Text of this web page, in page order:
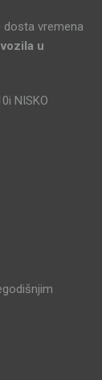
dosta vremena
u
NISKO